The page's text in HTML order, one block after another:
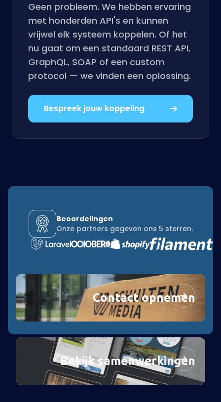
Geen probleem. We hebben ervaring
met honderden API's en kunnen
vrijwel elk systeem koppelen. Of het
nu gaat om een standaard REST API,
GraphQL, SOAP of een custom
protocol — we vinden een oplossing.
Bespreek jouw koppeling
Beoordelingen
Onze partners gegeven ons 5 sterren.
Contact opnemen
Bekijk samenwerkingen